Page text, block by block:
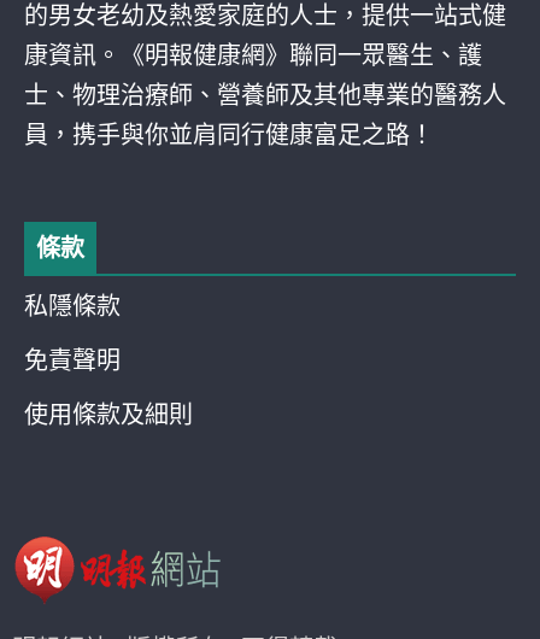
的男女老幼及熱愛家庭的人士，提供一站式健
康資訊。《明報健康網》聯同一眾醫生、護
士、物理治療師、營養師及其他專業的醫務人
員，携手與你並肩同行健康富足之路！
條款
私隱條款
免責聲明
使用條款及細則